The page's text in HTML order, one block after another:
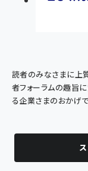
読者のみなさまに上
者フォーラムの趣旨
る企業さまのおかげで